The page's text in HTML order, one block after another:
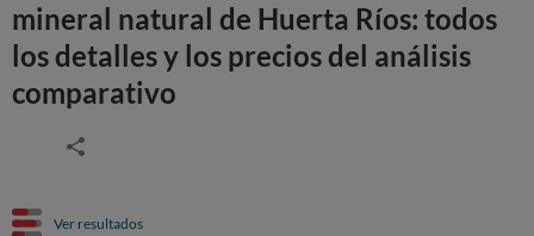
mineral natural de Huerta Ríos: todos
los detalles y los precios del análisis
comparativo
Ver resultados